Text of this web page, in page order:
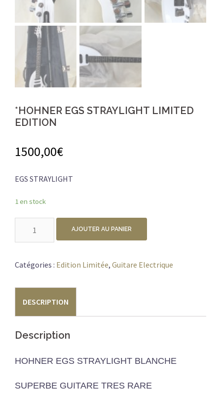
*HOHNER EGS STRAYLIGHT LIMITED
EDITION
1500,00€
EGS STRAYLIGHT
1 en stock
EGS
LIMITED
EDITION
AJOUTER AU PANIER
Catégories : Edition Limitée, Guitare Electrique
DESCRIPTION
Description
HOHNER EGS STRAYLIGHT BLANCHE
SUPERBE GUITARE TRES RARE